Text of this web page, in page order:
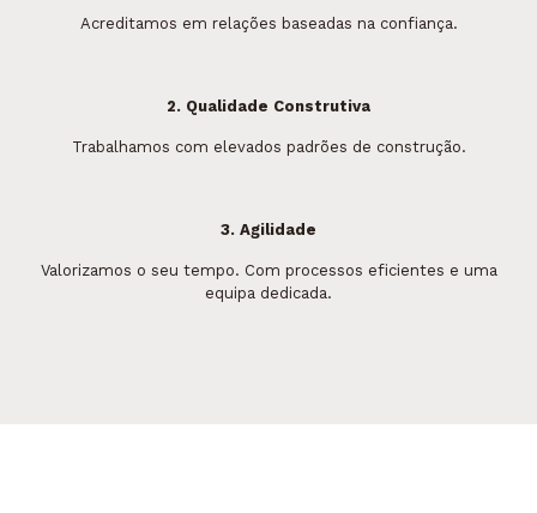
Acreditamos em relações baseadas na confiança.
2. Qualidade Construtiva
Trabalhamos com elevados padrões de construção.
3. Agilidade
Valorizamos o seu tempo. Com processos eficientes e uma
equipa dedicada.